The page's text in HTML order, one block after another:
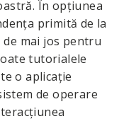
În opțiunea
primită de la
mai jos pentru
tutorialele
o aplicație
de operare